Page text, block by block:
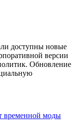
доступны новые
версии
Обновление
временной моды